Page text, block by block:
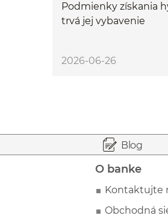
Podmienky získania
trvá jej vybavenie
2026-06-26
Blog
O banke
Kontaktujte
Obchodná